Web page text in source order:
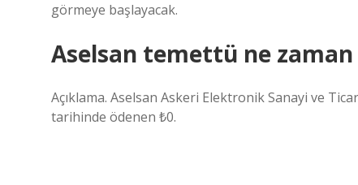
görmeye başlayacak.
Aselsan temettü ne zaman
Açıklama. Aselsan Askeri Elektronik Sanayi ve
tarihinde ödenen ₺0.